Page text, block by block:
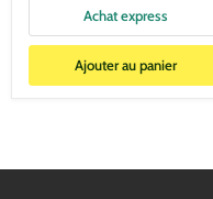
Achat express
Ajouter au panier